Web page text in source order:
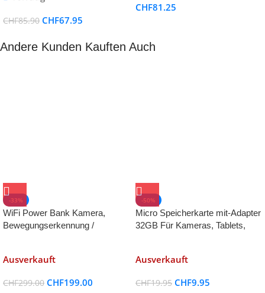
CHF85.90 CHF67.95
CHF81.25
Andere Kunden Kauften Auch
-33%
WiFi Power Bank Kamera,
Bewegungserkennung /
Ausverkauft
CHF299.00 CHF199.00
-50%
Micro Speicherkarte mit-Adapter
32GB Für Kameras, Tablets,
Ausverkauft
CHF19.95 CHF9.95